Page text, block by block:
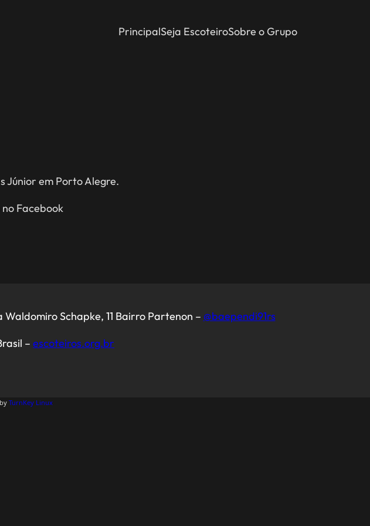
PrincipalSeja EscoteiroSobre o Grupo
Júnior em Porto Alegre.
Facebook
Schapke, 11 Bairro Partenon – @baependi91rs
– escoteiros.org.br
TurnKey Linux